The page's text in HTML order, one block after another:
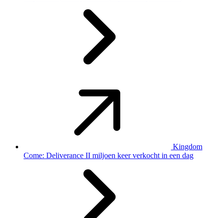
Kingdom
Come: Deliverance II miljoen keer verkocht in een dag